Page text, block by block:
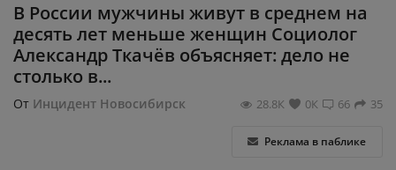
В России мужчины живут в среднем на
десять лет меньше женщин Социолог
Александр Ткачёв объясняет: дело не
столько в...
От Инцидент Новосибирск 35
66
0К
28.8К
Реклама в паблике